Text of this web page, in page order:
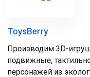
ToysBerry
Производим 3D-
подвижные,
персонажей из